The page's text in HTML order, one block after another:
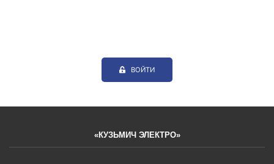
ВОЙТИ
«КУЗЬМИЧ ЭЛЕКТРО»